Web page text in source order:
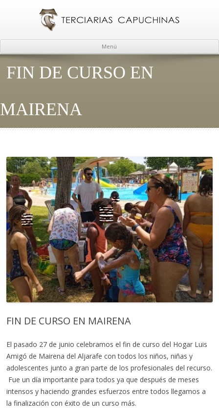
Menú
FIN DE CURSO EN
MAIRENA
FIN DE CURSO EN MAIRENA
El pasado 27 de junio celebramos el fin de curso del Hogar Luis
Amigó de Mairena del Aljarafe con todos los niños, niñas y
adolescentes junto a gran parte de los profesionales del recurso.
Fue un día importante para todos ya que después de meses
intensos y haciendo grandes esfuerzos entre todos llegamos a
la finalización con éxito de un curso más.